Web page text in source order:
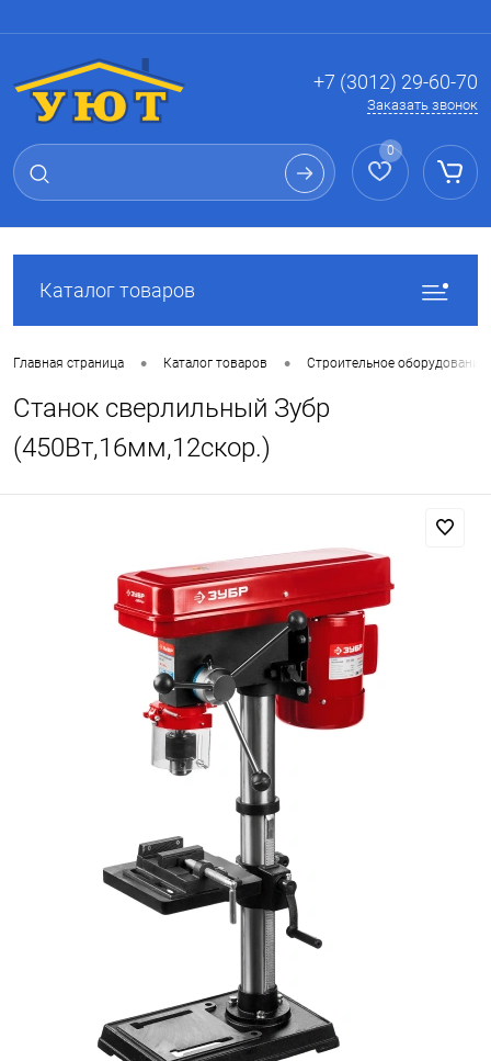
+7 (3012) 29-60-70
Заказать звонок
0
Каталог товаров
Главная страница • Каталог товаров • Строительное оборудование
Станок сверлильный Зубр
(450Вт,16мм,12скор.)